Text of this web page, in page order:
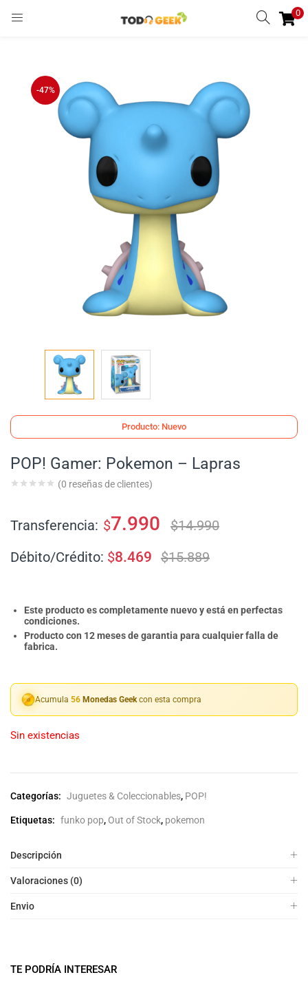
0
-47%
Producto: Nuevo
POP! Gamer: Pokemon – Lapras
(0 reseñas de clientes)
Transferencia: $7.990 $14.990
Débito/Crédito: $8.469 $15.889
Este producto es completamente nuevo y está en perfectas
condiciones.
Producto con 12 meses de garantia para cualquier falla de
fabrica.
Acumula 56 Monedas Geek con esta compra
Sin existencias
Categorías: Juguetes & Coleccionables, POP!
Etiquetas: funko pop, Out of Stock, pokemon
Descripción
Valoraciones (0)
Envio
TE PODRÍA INTERESAR
REGISTRARSE
Ingresar
Lost password?